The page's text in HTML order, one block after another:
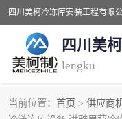
四川美
lengku
当前位置： 首页 > 供应商